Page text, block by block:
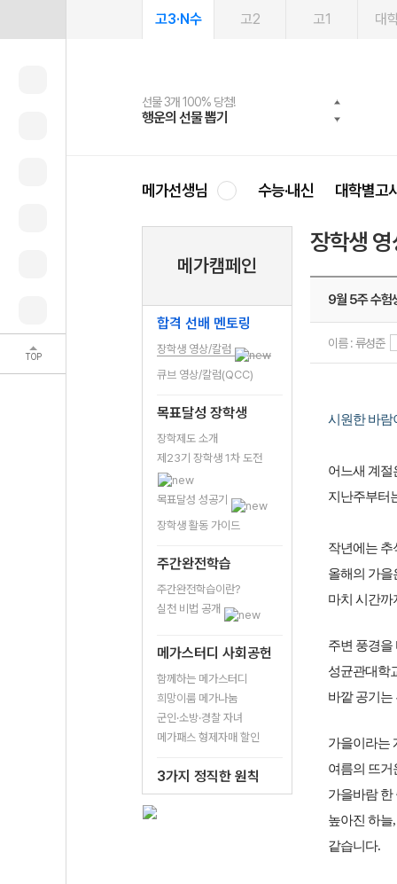
TOP
고3·N수 고2 고1 대
선물 3개 100% 당첨!
행운의 선물 뽑기
선물 100% 증정!
메가스터디 X 올리브
여름방학 스터디 캐시백
메가런 썸머스쿨
2027 러셀 단과
강사 공개선발
스마트러닝앱
설문 EVENT
메가패스
3일 무료 체험권
메가패스 수강생 무료혜택!
메가클럽 멤버십
사회공헌 캠페인
희망이룸 메가나눔
메가선생님 수능·내신 대학별고
메가캠페인
합격 선배 멘토링
장학생 영상/칼럼
큐브 영상/칼럼(QCC)
목표달성 장학생
장학제도 소개
제23기 장학생 1차 도전
목표달성 성공기
장학생 활동 가이드
주간완전학습
주간완전학습이란?
실천 비법 공개
메가스터디 사회공헌
함께하는 메가스터디
희망이룸 메가나눔
군인·소방·경찰 자녀
메가패스 형제자매 할인
3가지 정직한 원칙
장학생
9월 5주 수험
이름 : 류성준
시원한 바람
어느새 계
지난주부터
작년에는 추
올해의 가을
마치 시간까
주변 풍경을
성균관대학
바깥 공기는
가을이라는
여름의 뜨거
가을바람 한
높아진 하늘
같습니다.